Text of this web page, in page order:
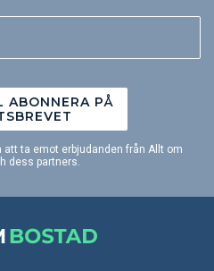
ABONNERA PÅ
ta emot erbjudanden från Allt om
dess partners.